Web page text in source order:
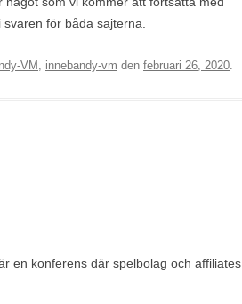
för båda sajterna.
VM, innebandy-vm den februari 26, 2020.
en konferens där spelbolag och affiliates